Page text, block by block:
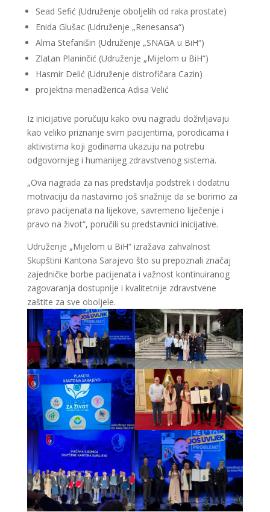
Sead Sefić (Udruženje oboljelih od raka prostate)
Enida Glušac (Udruženje „Renesansa“)
Alma Stefanišin (Udruženje „SNAGA u BiH“)
Zlatan Planinčić (Udruženje „Mijelom u BiH“)
Hasmir Delić (Udruženje distrofičara Cazin)
projektna menadžerica Adisa Velić
Iz inicijative poručuju kako ovu nagradu doživljavaju
kao veliko priznanje svim pacijentima, porodicama i
aktivistima koji godinama ukazuju na potrebu
odgovornijeg i humanijeg zdravstvenog sistema.
„Ova nagrada za nas predstavlja podstrek i dodatnu
motivaciju da nastavimo još snažnije da se borimo za
pravo pacijenata na lijekove, savremeno liječenje i
pravo na život“, poručili su predstavnici inicijative.
Udruženje „Mijelom u BiH“ izražava zahvalnost
Skupštini Kantona Sarajevo što su prepoznali značaj
zajedničke borbe pacijenata i važnost kontinuiranog
zagovaranja dostupnije i kvalitetnije zdravstvene
zaštite za sve oboljele.